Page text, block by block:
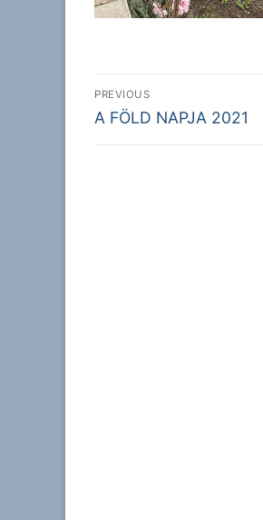
Bejegyzés
navigáció
PREVIOUS
Previous
A FÖLD NAPJA 2021